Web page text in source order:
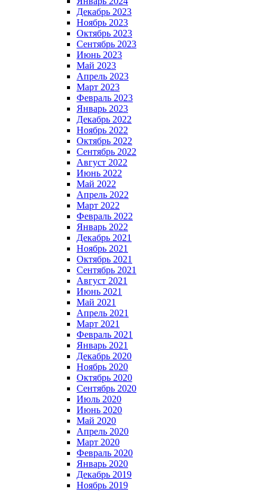
Декабрь 2023
Ноябрь 2023
Октябрь 2023
Сентябрь 2023
Июнь 2023
Май 2023
Апрель 2023
Март 2023
Февраль 2023
Январь 2023
Декабрь 2022
Ноябрь 2022
Октябрь 2022
Сентябрь 2022
Август 2022
Июнь 2022
Май 2022
Апрель 2022
Март 2022
Февраль 2022
Январь 2022
Декабрь 2021
Ноябрь 2021
Октябрь 2021
Сентябрь 2021
Август 2021
Июнь 2021
Май 2021
Апрель 2021
Март 2021
Февраль 2021
Январь 2021
Декабрь 2020
Ноябрь 2020
Октябрь 2020
Сентябрь 2020
Июль 2020
Июнь 2020
Май 2020
Апрель 2020
Март 2020
Февраль 2020
Январь 2020
Декабрь 2019
Ноябрь 2019